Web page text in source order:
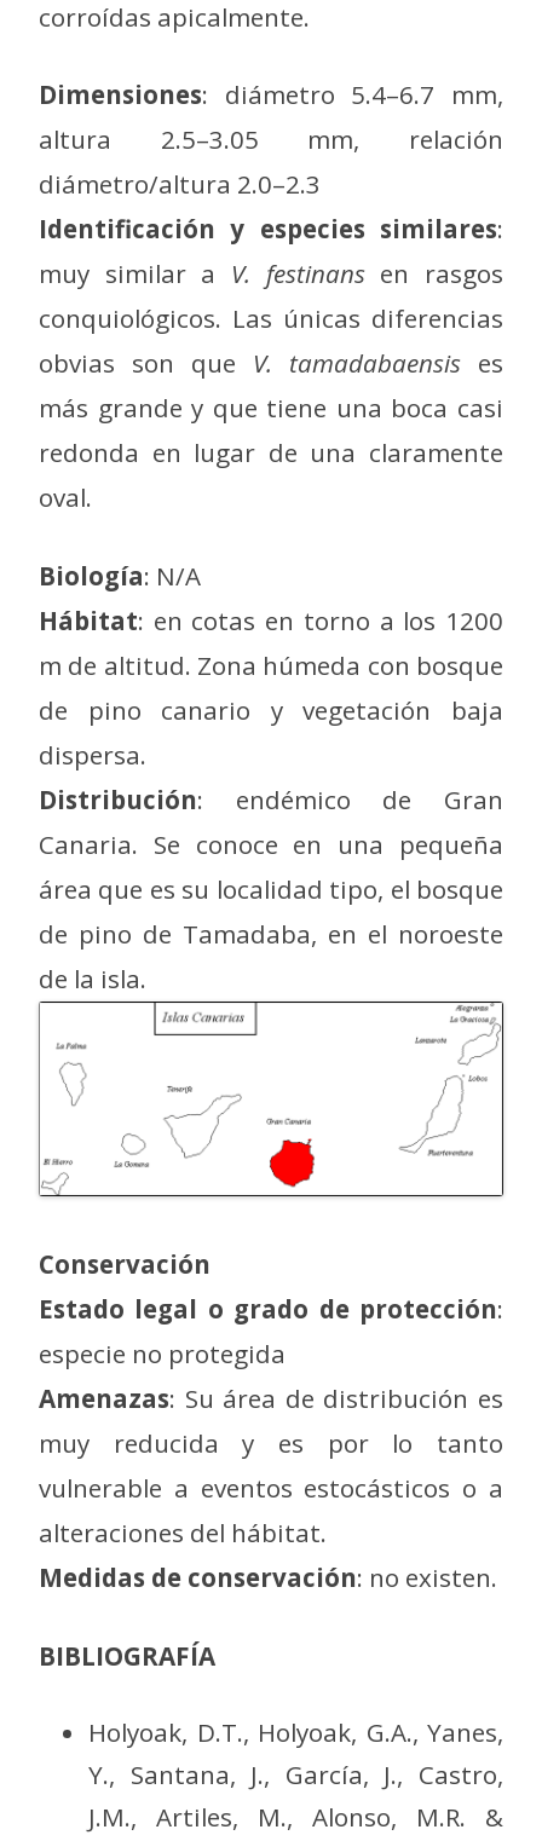
corroídas apicalmente.
Dimensiones: diámetro 5.4–6.7 mm,
altura 2.5–3.05 mm, relación
diámetro/altura 2.0–2.3
Identificación y especies similares:
muy similar a V. festinansen rasgos
conquiológicos. Las únicas diferencias
obvias son que V. tamadabaensis es
más grande y que tiene una boca casi
redonda en lugar de una claramente
oval.
Biología: N/A
Hábitat: en cotas en torno a los 1200
m de altitud. Zona húmeda con bosque
de pino canario y vegetación baja
dispersa.
Distribución: endémico de Gran
Canaria. Se conoce en una pequeña
área que es su localidad tipo, el bosque
de pino de Tamadaba, en el noroeste
de la isla.
Conservación
Estado legal o grado de protección:
especie no protegida
Amenazas: Su área de distribución es
muy reducida y es por lo tanto
vulnerable a eventos estocásticos o a
alteraciones del hábitat.
Medidas de conservación: no existen.
BIBLIOGRAFÍA
Holyoak, D.T., Holyoak, G.A., Yanes,
Y., Santana, J., García, J., Castro,
J.M., Artiles, M., Alonso, M.R. &